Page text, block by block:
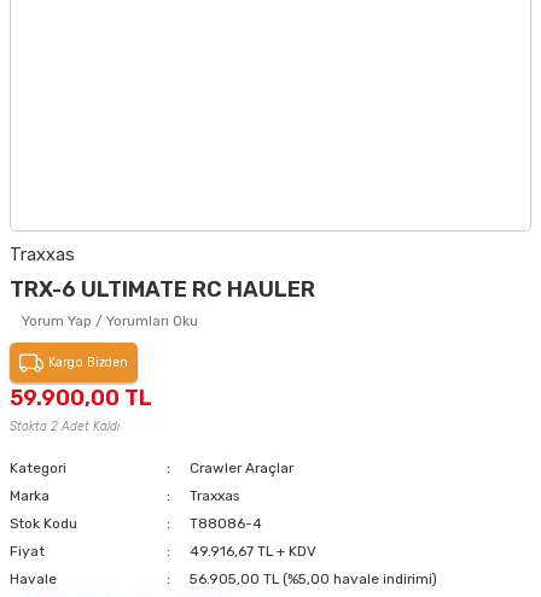
Traxxas
TRX-6 ULTIMATE RC HAULER
Yorum Yap / Yorumları Oku
Kargo Bizden
59.900,00 TL
Stokta 2 Adet Kaldı
Kategori
Crawler Araçlar
Marka
Traxxas
Stok Kodu
T88086-4
Fiyat
49.916,67 TL + KDV
Havale
56.905,00 TL (%5,00 havale indirimi)